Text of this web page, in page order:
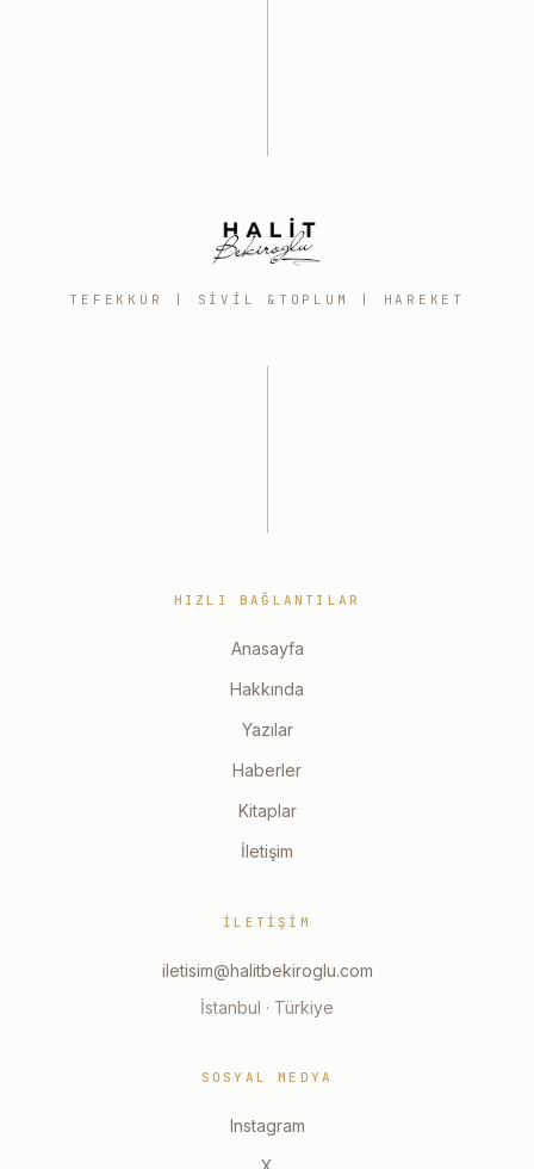
TEFEKKÜR | SIVIL &TOPLUM | HAREKET
HIZLI BAĞLANTILAR
Anasayfa
Hakkında
Yazılar
Haberler
Kitaplar
İletişim
İLETIŞIM
iletisim@halitbekiroglu.com
İstanbul · Türkiye
SOSYAL MEDYA
Instagram